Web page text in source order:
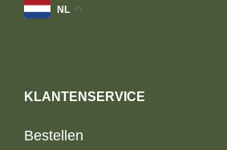
NL
KLANTENSERVICE
Bestellen